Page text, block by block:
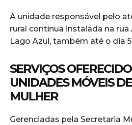
A unidade responsável pelo
rural continua instalada na rua
Lago Azul, também até o dia
SERVIÇOS
UNIDADES MÓVEIS
MULHER
Gerenciadas pela Secretaria